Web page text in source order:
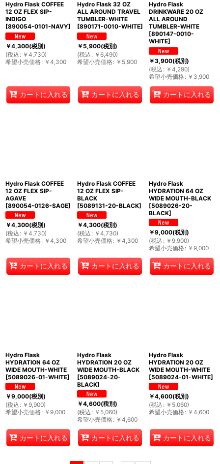
Hydro Flask COFFEE
12 OZ FLEX SIP-
INDIGO
[890054-0101-NAVY]
￥4,300(税別)
(税込 : ￥ 4,730)
希望小売価格: ￥ 4,300
カートに入れる
Hydro Flask 32 OZ
ALL AROUND TRAVEL
TUMBLER-WHITE
[890171-0010-WHITE]
￥5,900(税別)
(税込 : ￥ 6,490)
希望小売価格: ￥ 5,900
カートに入れる
Hydro Flask
DRINKWARE 20 OZ
ALL AROUND
TUMBLER-WHITE
[890147-0010-
WHITE]
￥3,900(税別)
(税込 : ￥ 4,290)
希望小売価格: ￥ 3,900
カートに入れる
Hydro Flask COFFEE
12 OZ FLEX SIP-
AGAVE
[890054-0126-SAGE]
￥4,300(税別)
(税込 : ￥ 4,730)
希望小売価格: ￥ 4,300
カートに入れる
Hydro Flask COFFEE
12 OZ FLEX SIP-
BLACK
[5089131-20-BLACK]
￥4,300(税別)
(税込 : ￥ 4,730)
希望小売価格: ￥ 4,300
カートに入れる
Hydro Flask
HYDRATION 64 OZ
WIDE MOUTH-BLACK
[5089026-20-
BLACK]
￥9,000(税別)
(税込 : ￥ 9,900)
希望小売価格: ￥ 9,000
カートに入れる
Hydro Flask
HYDRATION 64 OZ
WIDE MOUTH-WHITE
[5089026-01-WHITE]
￥9,000(税別)
(税込 : ￥ 9,900)
希望小売価格: ￥ 9,000
カートに入れる
Hydro Flask
HYDRATION 20 OZ
WIDE MOUTH-BLACK
[5089024-20-
BLACK]
￥4,600(税別)
(税込 : ￥ 5,060)
希望小売価格: ￥ 4,600
カートに入れる
Hydro Flask
HYDRATION 20 OZ
WIDE MOUTH-WHITE
[5089024-01-WHITE]
￥4,600(税別)
(税込 : ￥ 5,060)
希望小売価格: ￥ 4,600
カートに入れる